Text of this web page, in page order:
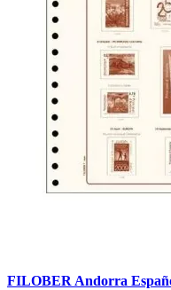
FILOBER Andorra